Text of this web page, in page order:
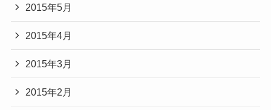
2015年5月
2015年4月
2015年3月
2015年2月